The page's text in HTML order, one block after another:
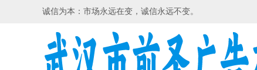
诚信为本：市场永远在变，诚信永远不变。